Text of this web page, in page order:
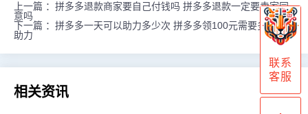
上一篇 ： 拼多多退款商家要自己付钱吗 拼多多退款一定要卖家同
意吗
下一篇 ： 拼多多一天可以助力多少次 拼多多领100元需要多少人
助力
相关资讯
联系
客服